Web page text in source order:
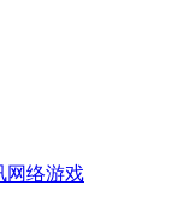
网络游戏